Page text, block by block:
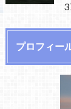
プロフィー